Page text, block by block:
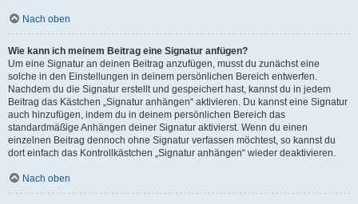
Nach oben
Wie kann ich meinem Beitrag eine Signatur anfügen?
Um eine Signatur an deinen Beitrag anzufügen, musst du zunächst eine
solche in den Einstellungen in deinem persönlichen Bereich entwerfen.
Nachdem du die Signatur erstellt und gespeichert hast, kannst du in jedem
Beitrag das Kästchen „Signatur anhängen“ aktivieren. Du kannst eine Signatur
auch hinzufügen, indem du in deinem persönlichen Bereich das
standardmäßige Anhängen deiner Signatur aktivierst. Wenn du einen
einzelnen Beitrag dennoch ohne Signatur verfassen möchtest, so kannst du
dort einfach das Kontrollkästchen „Signatur anhängen“ wieder deaktivieren.
Nach oben